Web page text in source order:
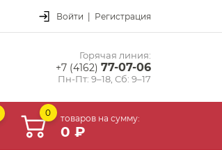
Войти | Регистрация
Горячая линия:
+7 (4162) 77-07-06
Пн-Пт: 9–18, Сб: 9–17
0
товаров на сумму:
0 ₽